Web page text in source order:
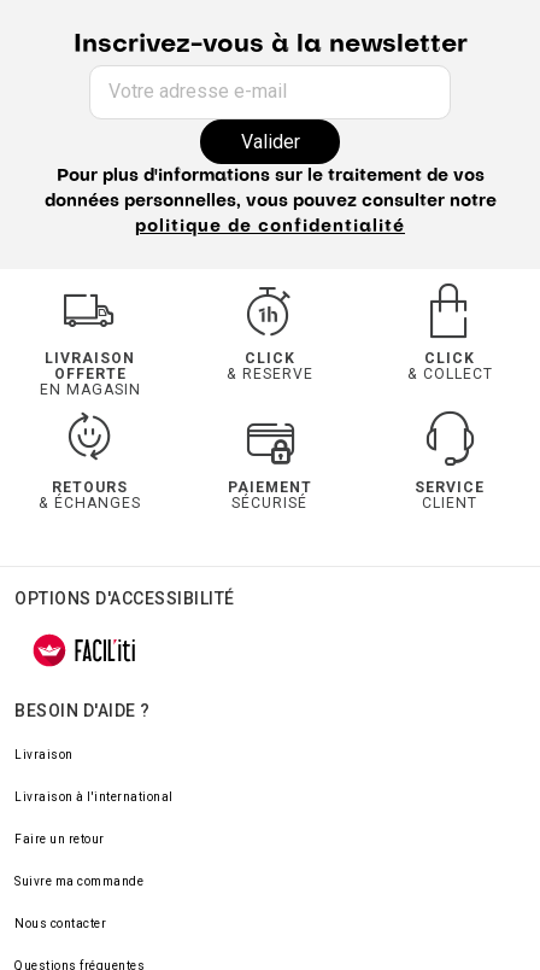
Inscrivez-vous à la newsletter
Votre adresse e-mail
Valider
Pour plus d'informations sur le traitement de vos
données personnelles, vous pouvez consulter notre
politique de confidentialité
LIVRAISON
OFFERTE
EN MAGASIN
CLICK
& RESERVE
CLICK
& COLLECT
RETOURS
& ÉCHANGES
PAIEMENT
SÉCURISÉ
SERVICE
CLIENT
OPTIONS D'ACCESSIBILITÉ
BESOIN D'AIDE ?
Livraison
Livraison à l'international
Faire un retour
Suivre ma commande
Nous contacter
Questions fréquentes